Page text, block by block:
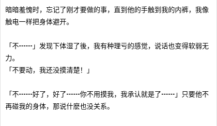
暗暗羞愧时，忘记了刚才要做的事，直到他的手触到我的内裤，我像
触电一样把身体避开。
「不┅┅」发现下体湿了後，我有种理亏的感觉，说话也变得软弱无
力。
「不要动，我还没摸清楚！」
「不┅┅好了，好了┅┅你不用摸我，我承认就是了┅┅」只要他不
再碰我的身体，那说什麽也没关系。